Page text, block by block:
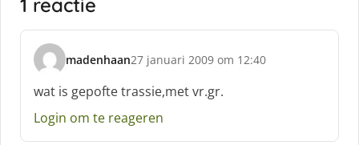
1 reactie
madenhaan
s
h
r
27 januari 2009 om 12:40
wat is gepofte trassie,met vr.gr.
Login om te reageren